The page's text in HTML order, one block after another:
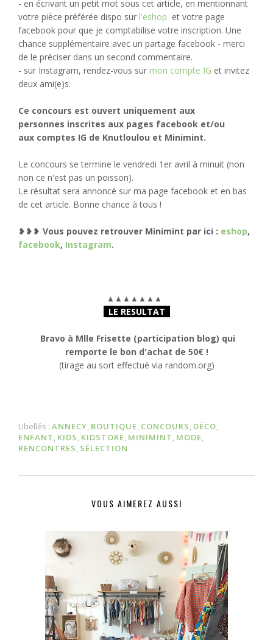
- en écrivant un petit mot sous cet article, en mentionnant
votre pièce préférée dispo sur l'eshop et votre page
facebook pour que je comptabilise votre inscription. Une
chance supplémentaire avec un partage facebook - merci
de le préciser dans un second commentaire.
- sur Instagram, rendez-vous sur mon compte IG et invitez
deux ami(e)s.
Ce concours est ouvert uniquement aux
personnes inscrites aux pages facebook et/ou
aux comptes IG de Knutloulou et Minimint.
Le concours se termine le vendredi 1er avril à minuit (non
non ce n'est pas un poisson).
Le résultat sera annoncé sur ma page facebook et en bas
de cet article. Bonne chance à tous !
❥❥❥ Vous pouvez retrouver Minimint par ici : eshop,
facebook, Instagram.
▲ ▲ ▲ ▲ ▲ ▲ ▲
LE RESULTAT
Bravo à Mlle Frisette (participation blog) qui
remporte le bon d'achat de 50€ !
(tirage au sort effectué via random.org)
Libellés : ANNECY, BOUTIQUE, CONCOURS, DÉCO,
ENFANT, KIDS, KIDSTORE, MINIMINT, MODE,
RENCONTRES, SÉLECTION
VOUS AIMEREZ AUSSI